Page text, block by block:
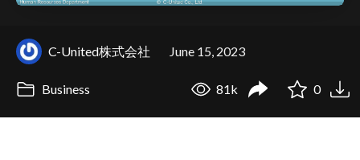
C-United株式会社 June 15, 2023
Business 81k 0